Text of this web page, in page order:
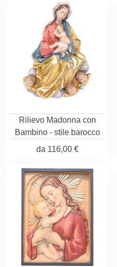
Rilievo Madonna con
Bambino - stile barocco
da 116,00 €